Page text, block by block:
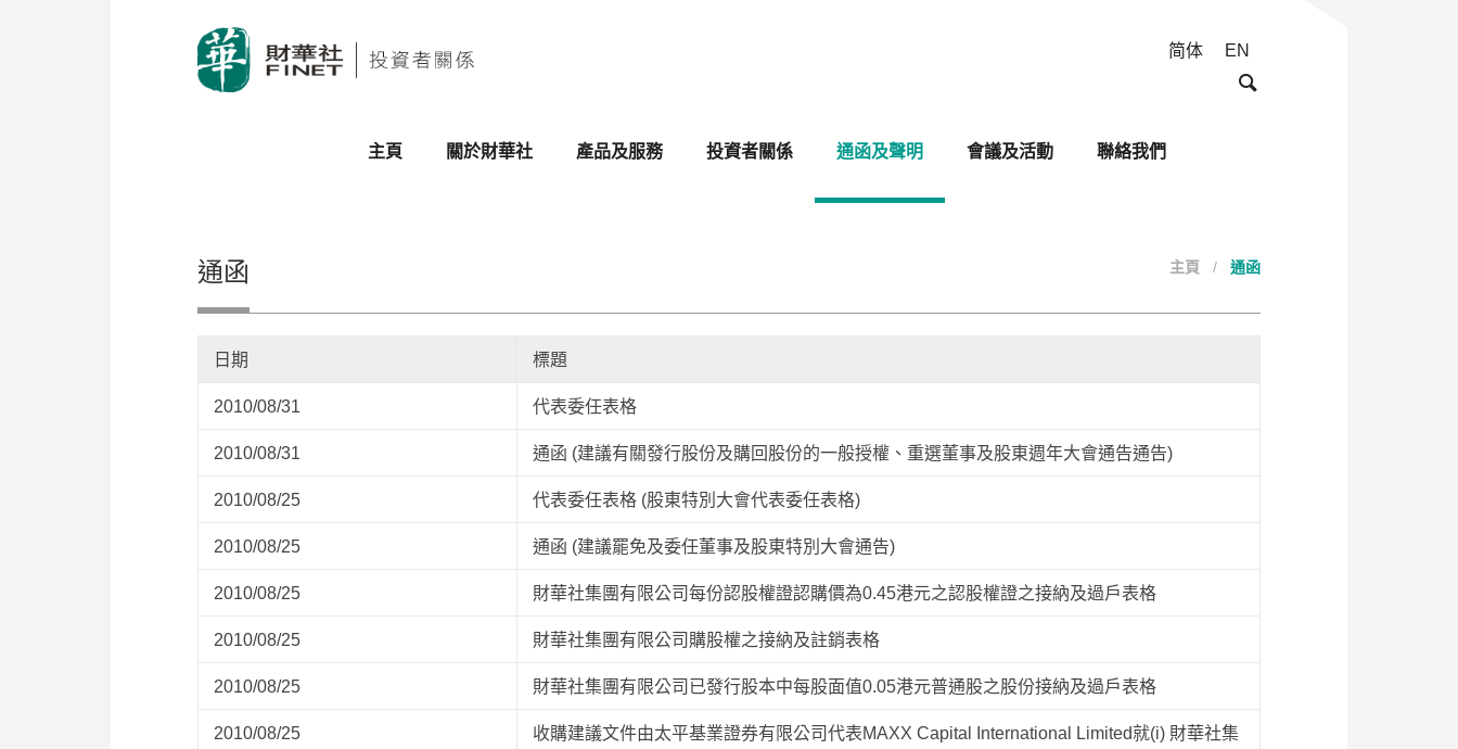
简体 EN
主頁 關於財華社 產品及服務 投資者關係 通函及聲明 會議及活動 聯絡我們
通函 主頁 通函
日期 標題
2010/08/31 代表委任表格
2010/08/31 通函 (建議有關發行股份及購回股份的一般授權、重選董事及股東週年大會通告通告)
2010/08/25 代表委任表格 (股東特別大會代表委任表格)
2010/08/25 通函 (建議罷免及委任董事及股東特別大會通告)
2010/08/25 財華社集團有限公司每份認股權證認購價為0.45港元之認股權證之接納及過戶表格
2010/08/25 財華社集團有限公司購股權之接納及註銷表格
2010/08/25 財華社集團有限公司已發行股本中每股面值0.05港元普通股之股份接納及過戶表格
2010/08/25
收購建議文件由太平基業證券有限公司代表MAXX Capital International Limited就(i) 財華社集